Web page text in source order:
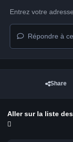
Répondre à
Share
Aller sur la liste